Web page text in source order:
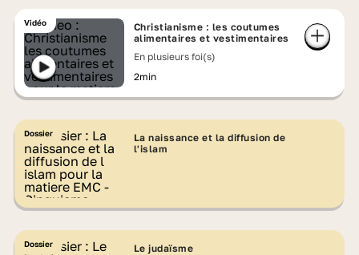
Vidéo
Christianisme : les coutumes
alimentaires et vestimentaires
En plusieurs foi(s)
2min
Dossier
La naissance et la diffusion de
l'islam
Dossier Le judaïsme